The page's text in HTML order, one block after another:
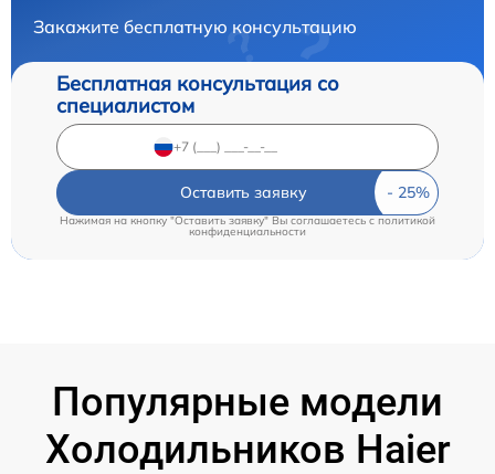
Закажите бесплатную консультацию
Бесплатная консультация со
специалистом
Оставить заявку
Нажимая на кнопку "Оставить заявку" Вы соглашаетесь cполитикой
конфиденциальности
Популярные модели
Холодильников Haier